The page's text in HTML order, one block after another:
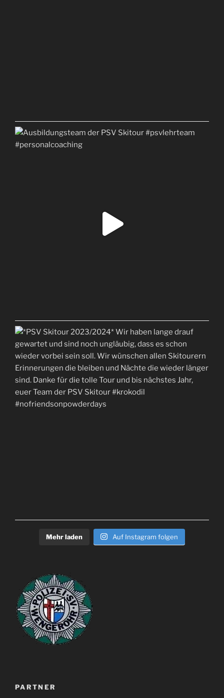
Mehr laden Auf Instagram folgen
PARTNER